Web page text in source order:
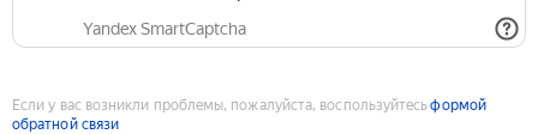
Yandex SmartCaptcha
Если у вас возникли проблемы, пожалуйста, воспользуйтесьформой
обратной связи